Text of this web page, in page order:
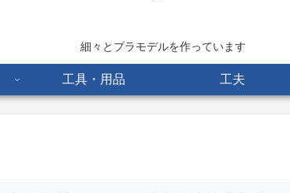
細々とプラモデルを作っています
工具・用品 工夫